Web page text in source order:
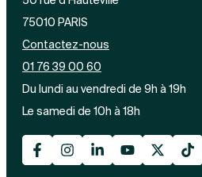
75010 PARIS
Contactez-nous
01 76 39 00 60
Du lundi au vendredi de 9h à 19h
Le samedi de 10h à 18h